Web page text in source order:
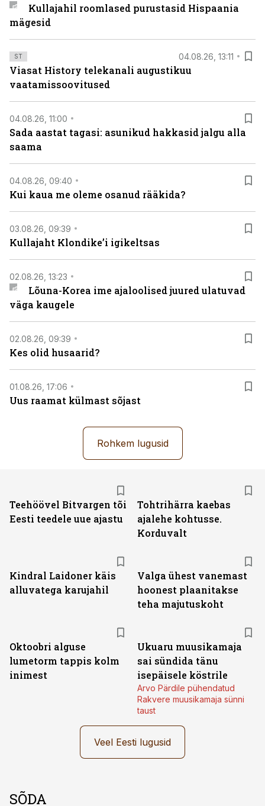
Kullajahil roomlased purustasid Hispaania
mägesid
ST 04.08.26, 13:11
Viasat History telekanali augustikuu
vaatamissoovitused
04.08.26, 11:00
Sada aastat tagasi: asunikud hakkasid jalgu alla
saama
04.08.26, 09:40
Kui kaua me oleme osanud rääkida?
03.08.26, 09:39
Kullajaht Klondike’i igikeltsas
02.08.26, 13:23
Lõuna-Korea ime ajaloolised juured ulatuvad
väga kaugele
02.08.26, 09:39
Kes olid husaarid?
01.08.26, 17:06
Uus raamat külmast sõjast
Rohkem lugusid
Teehöövel Bitvargen tõi
Eesti teedele uue ajastu
Tohtrihärra kaebas
ajalehe kohtusse.
Korduvalt
Kindral Laidoner käis
alluvatega karujahil
Valga ühest vanemast
hoonest plaanitakse
teha majutuskoht
Oktoobri alguse
lumetorm tappis kolm
inimest
Ukuaru muusikamaja
sai sündida tänu
isepäisele köstrile
Arvo Pärdile pühendatud
Rakvere muusikamaja sünni
taust
Veel Eesti lugusid
SÕDA